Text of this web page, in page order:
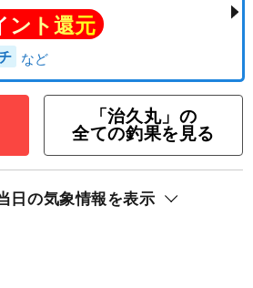
・カマス泳がせ釣りプラン
ポイント還元
パチ
「治久丸」の
全ての釣果を見る
日の気象情報を表示